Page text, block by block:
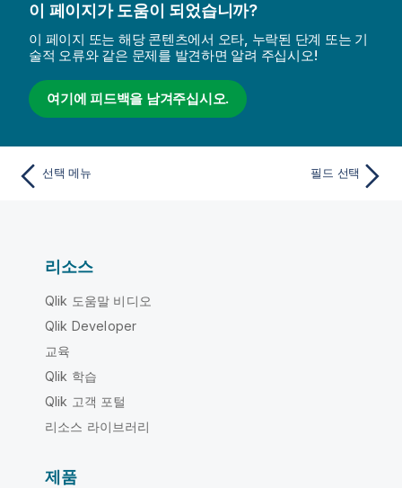
이 페이지가 도움이 되었습니까?
이 페이지 또는 해당 콘텐츠에서 오타, 누락된 단계 또는 기
술적 오류와 같은 문제를 발견하면 알려 주십시오!
여기에 피드백을 남겨주십시오.
선택 메뉴 필드 선택
리소스
Qlik 도움말 비디오
Qlik Developer
교육
Qlik 학습
Qlik 고객 포털
리소스 라이브러리
제품